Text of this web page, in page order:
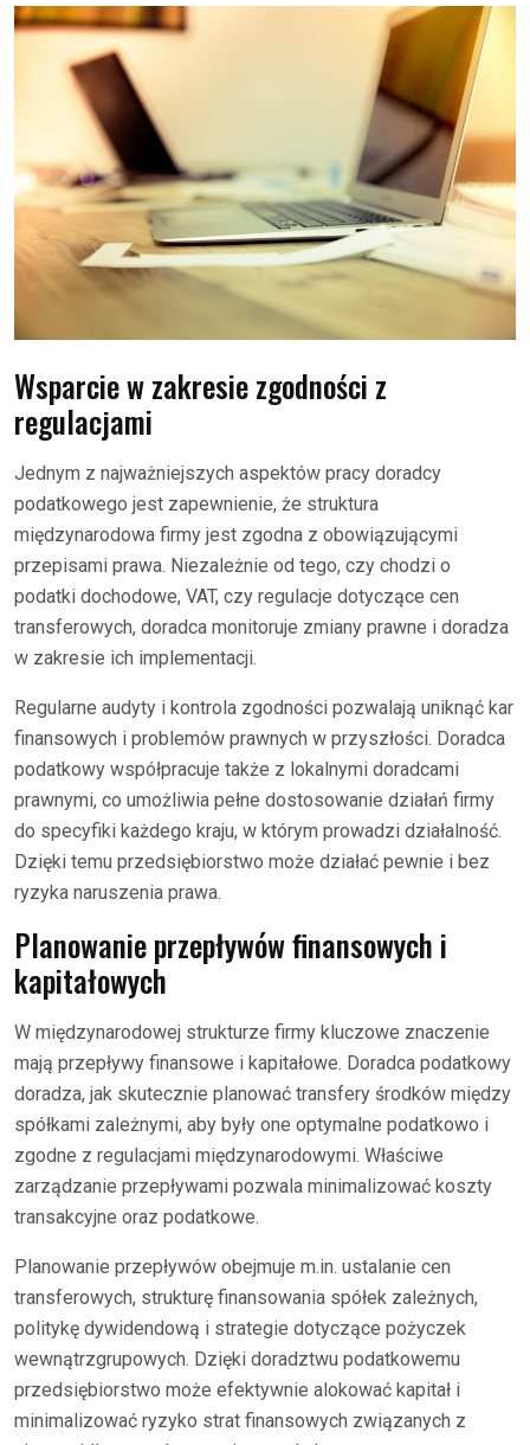
Wsparcie w zakresie zgodności z
regulacjami
Jednym z najważniejszych aspektów pracy doradcy
podatkowego jest zapewnienie, że struktura
międzynarodowa firmy jest zgodna z obowiązującymi
przepisami prawa. Niezależnie od tego, czy chodzi o
podatki dochodowe, VAT, czy regulacje dotyczące cen
transferowych, doradca monitoruje zmiany prawne i doradza
w zakresie ich implementacji.
Regularne audyty i kontrola zgodności pozwalają uniknąć kar
finansowych i problemów prawnych w przyszłości. Doradca
podatkowy współpracuje także z lokalnymi doradcami
prawnymi, co umożliwia pełne dostosowanie działań firmy
do specyfiki każdego kraju, w którym prowadzi działalność.
Dzięki temu przedsiębiorstwo może działać pewnie i bez
ryzyka naruszenia prawa.
Planowanie przepływów finansowych i
kapitałowych
W międzynarodowej strukturze firmy kluczowe znaczenie
mają przepływy finansowe i kapitałowe. Doradca podatkowy
doradza, jak skutecznie planować transfery środków między
spółkami zależnymi, aby były one optymalne podatkowo i
zgodne z regulacjami międzynarodowymi. Właściwe
zarządzanie przepływami pozwala minimalizować koszty
transakcyjne oraz podatkowe.
Planowanie przepływów obejmuje m.in. ustalanie cen
transferowych, strukturę finansowania spółek zależnych,
politykę dywidendową i strategie dotyczące pożyczek
wewnątrzgrupowych. Dzięki doradztwu podatkowemu
przedsiębiorstwo może efektywnie alokować kapitał i
minimalizować ryzyko strat finansowych związanych z